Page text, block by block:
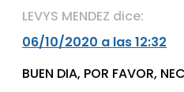
LEVYS MENDEZ dice:
06/10/2020 a las 12:32
BUEN DIA, POR FAVOR,